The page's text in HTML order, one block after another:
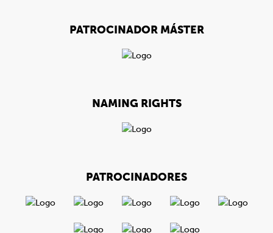
PATROCINADOR MÁSTER
NAMING RIGHTS
PATROCINADORES